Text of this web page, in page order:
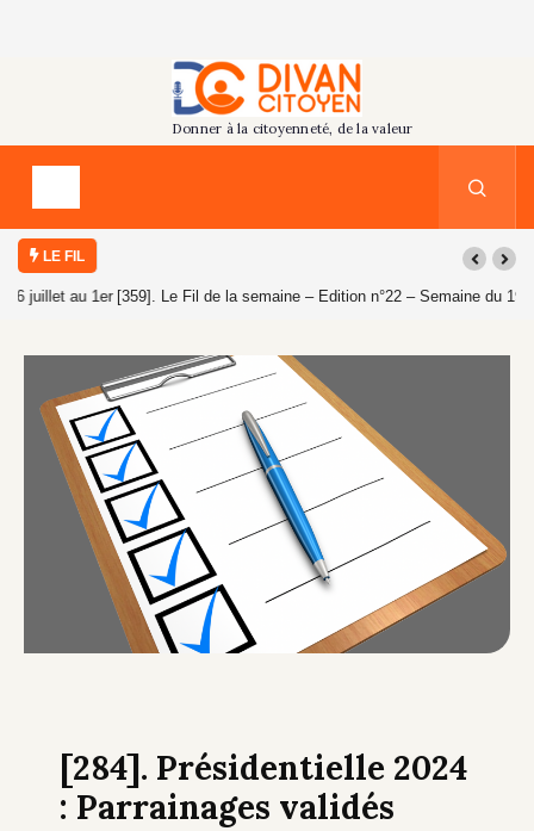
LE FIL
[359]. Le Fil de la semaine – Edition n°22 – Semaine du 19 au 25 juillet
[284]. Présidentielle 2024
: Parrainages validés